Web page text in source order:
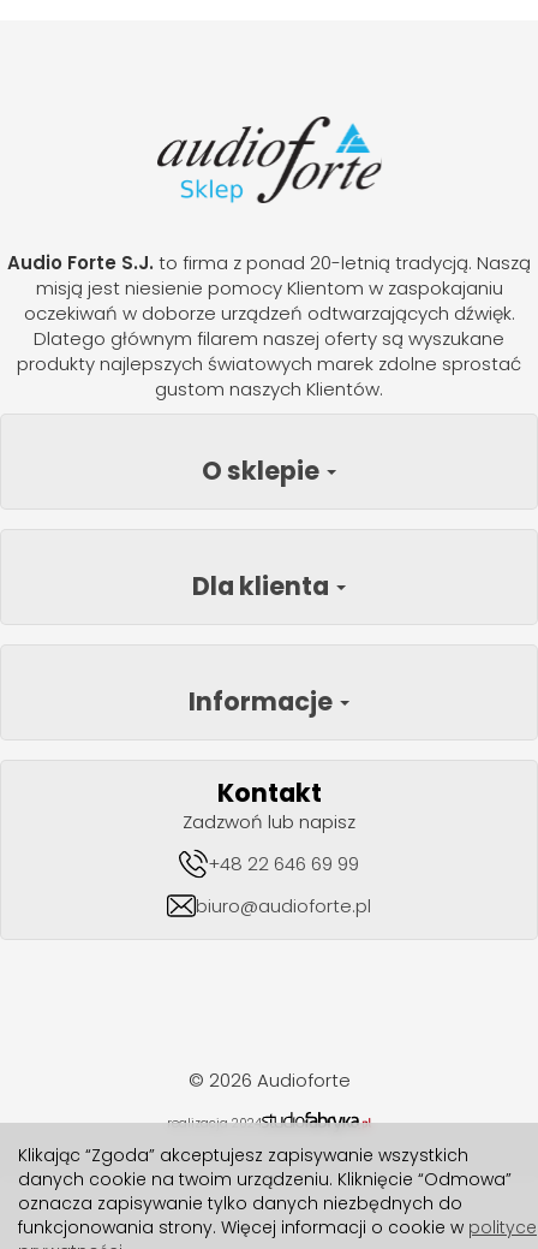
Audio Forte S.J. to firma z ponad 20-letnią tradycją. Naszą
misją jest niesienie pomocy Klientom w zaspokajaniu
oczekiwań w doborze urządzeń odtwarzających dźwięk.
Dlatego głównym filarem naszej oferty są wyszukane
produkty najlepszych światowych marek zdolne sprostać
gustom naszych Klientów.
O sklepie
Dla klienta
Informacje
Kontakt
Zadzwoń lub napisz
+48 22 646 69 99
biuro@audioforte.pl
© 2026 Audioforte
realizacja 2024
Klikając “Zgoda” akceptujesz zapisywanie wszystkich
danych cookie na twoim urządzeniu. Kliknięcie “Odmowa”
oznacza zapisywanie tylko danych niezbędnych do
funkcjonowania strony. Więcej informacji o cookie w polityce